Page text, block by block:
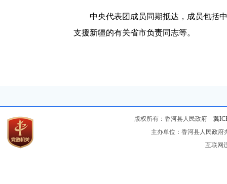
中央代表团成员同期抵达，成员包括
支援新疆的有关省市负责同志等。
版权所有：香河县人民政府 冀
主办单位：香河县人民政
互联网